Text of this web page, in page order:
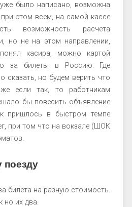
уже было написано, возможна
этом всем, на самой кассе
возможность расчета
но не на этом направлении,
касира, можно картой
за билеты в Россию. Где
сказать, но будем верить что
если так, то работникам
бы повесить объявление
пришлось в быстром темпе
при том что на вокзале (ШОК
поезду
билета на разную стоимость.
но их два.